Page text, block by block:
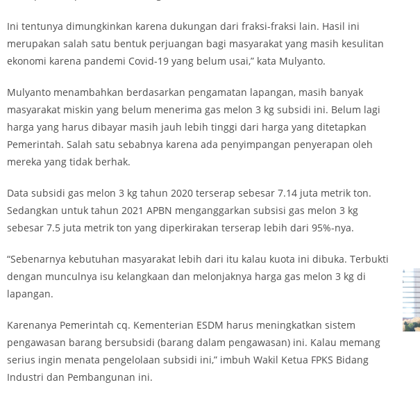
Ini tentunya dimungkinkan karena dukungan dari fraksi-fraksi lain. Hasil ini
merupakan salah satu bentuk perjuangan bagi masyarakat yang masih kesulitan
ekonomi karena pandemi Covid-19 yang belum usai,” kata Mulyanto.
Mulyanto menambahkan berdasarkan pengamatan lapangan, masih banyak
masyarakat miskin yang belum menerima gas melon 3 kg subsidi ini. Belum lagi
harga yang harus dibayar masih jauh lebih tinggi dari harga yang ditetapkan
Pemerintah. Salah satu sebabnya karena ada penyimpangan penyerapan oleh
mereka yang tidak berhak.
Data subsidi gas melon 3 kg tahun 2020 terserap sebesar 7.14 juta metrik ton.
Sedangkan untuk tahun 2021 APBN menganggarkan subsisi gas melon 3 kg
sebesar 7.5 juta metrik ton yang diperkirakan terserap lebih dari 95%-nya.
“Sebenarnya kebutuhan masyarakat lebih dari itu kalau kuota ini dibuka. Terbukti
dengan munculnya isu kelangkaan dan melonjaknya harga gas melon 3 kg di
lapangan.
Karenanya Pemerintah cq. Kementerian ESDM harus meningkatkan sistem
pengawasan barang bersubsidi (barang dalam pengawasan) ini. Kalau memang
serius ingin menata pengelolaan subsidi ini,” imbuh Wakil Ketua FPKS Bidang
Industri dan Pembangunan ini.